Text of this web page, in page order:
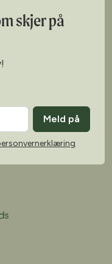
skjer på
Meld på